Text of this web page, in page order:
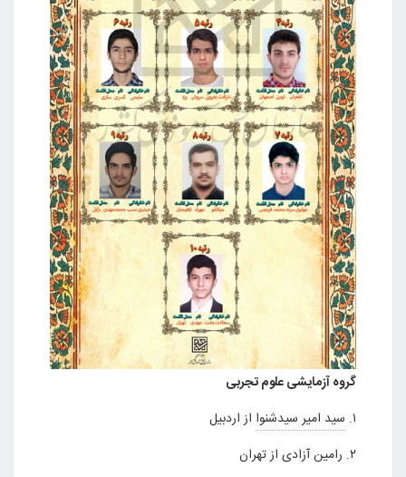
گروه آزمایشی علوم تجربی
۱. سید امیر سیدشنوا از اردبیل
۲. رامین آزادی از تهران